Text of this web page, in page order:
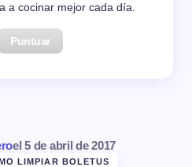
a cocinar mejor cada día.
Puntuar
el 5 de abril de 2017
LIMPIAR BOLETUS